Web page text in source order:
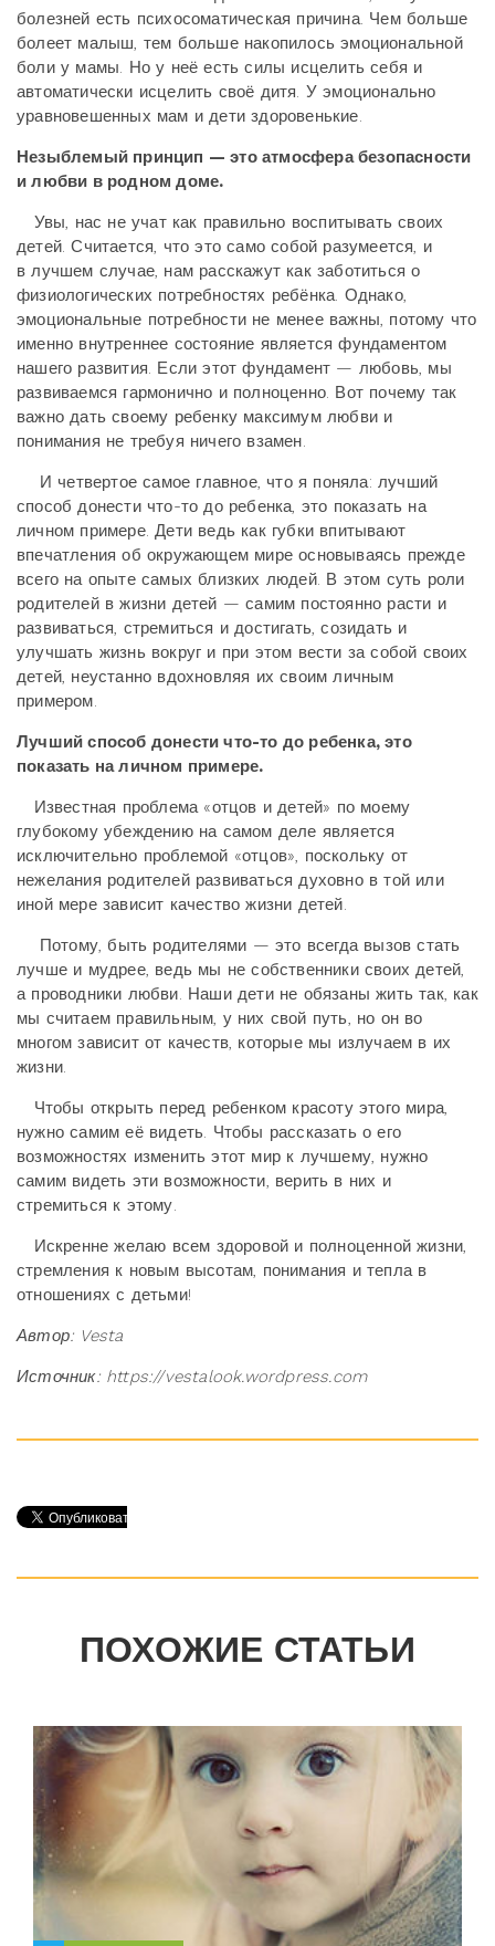
болезней есть психосоматическая причина. Чем больше
болеет малыш, тем больше накопилось эмоциональной
боли у мамы. Но у неё есть силы исцелить себя и
автоматически исцелить своё дитя. У эмоционально
уравновешенных мам и дети здоровенькие.
Незыблемый принцип — это атмосфера безопасности
и любви в родном доме.
Увы, нас не учат как правильно воспитывать своих
детей. Считается, что это само собой разумеется, и
в лучшем случае, нам расскажут как заботиться о
физиологических потребностях ребёнка. Однако,
эмоциональные потребности не менее важны, потому что
именно внутреннее состояние является фундаментом
нашего развития. Если этот фундамент — любовь, мы
развиваемся гармонично и полноценно. Вот почему так
важно дать своему ребенку максимум любви и
понимания не требуя ничего взамен.
И четвертое самое главное, что я поняла: лучший
способ донести что-то до ребенка, это показать на
личном примере. Дети ведь как губки впитывают
впечатления об окружающем мире основываясь прежде
всего на опыте самых близких людей. В этом суть роли
родителей в жизни детей — самим постоянно расти и
развиваться, стремиться и достигать, созидать и
улучшать жизнь вокруг и при этом вести за собой своих
детей, неустанно вдохновляя их своим личным
примером.
Лучший способ донести что-то до ребенка, это
показать на личном примере.
Известная проблема «отцов и детей» по моему
глубокому убеждению на самом деле является
исключительно проблемой «отцов», поскольку от
нежелания родителей развиваться духовно в той или
иной мере зависит качество жизни детей.
Потому, быть родителями — это всегда вызов стать
лучше и мудрее, ведь мы не собственники своих детей,
а проводники любви. Наши дети не обязаны жить так, как
мы считаем правильным, у них свой путь, но он во
многом зависит от качеств, которые мы излучаем в их
жизни.
Чтобы открыть перед ребенком красоту этого мира,
нужно самим её видеть. Чтобы рассказать о его
возможностях изменить этот мир к лучшему, нужно
самим видеть эти возможности, верить в них и
стремиться к этому.
Искренне желаю всем здоровой и полноценной жизни,
стремления к новым высотам, понимания и тепла в
отношениях с детьми!
Автор: Vesta
Источник: https://vestalook.wordpress.com
ПОХОЖИЕ СТАТЬИ